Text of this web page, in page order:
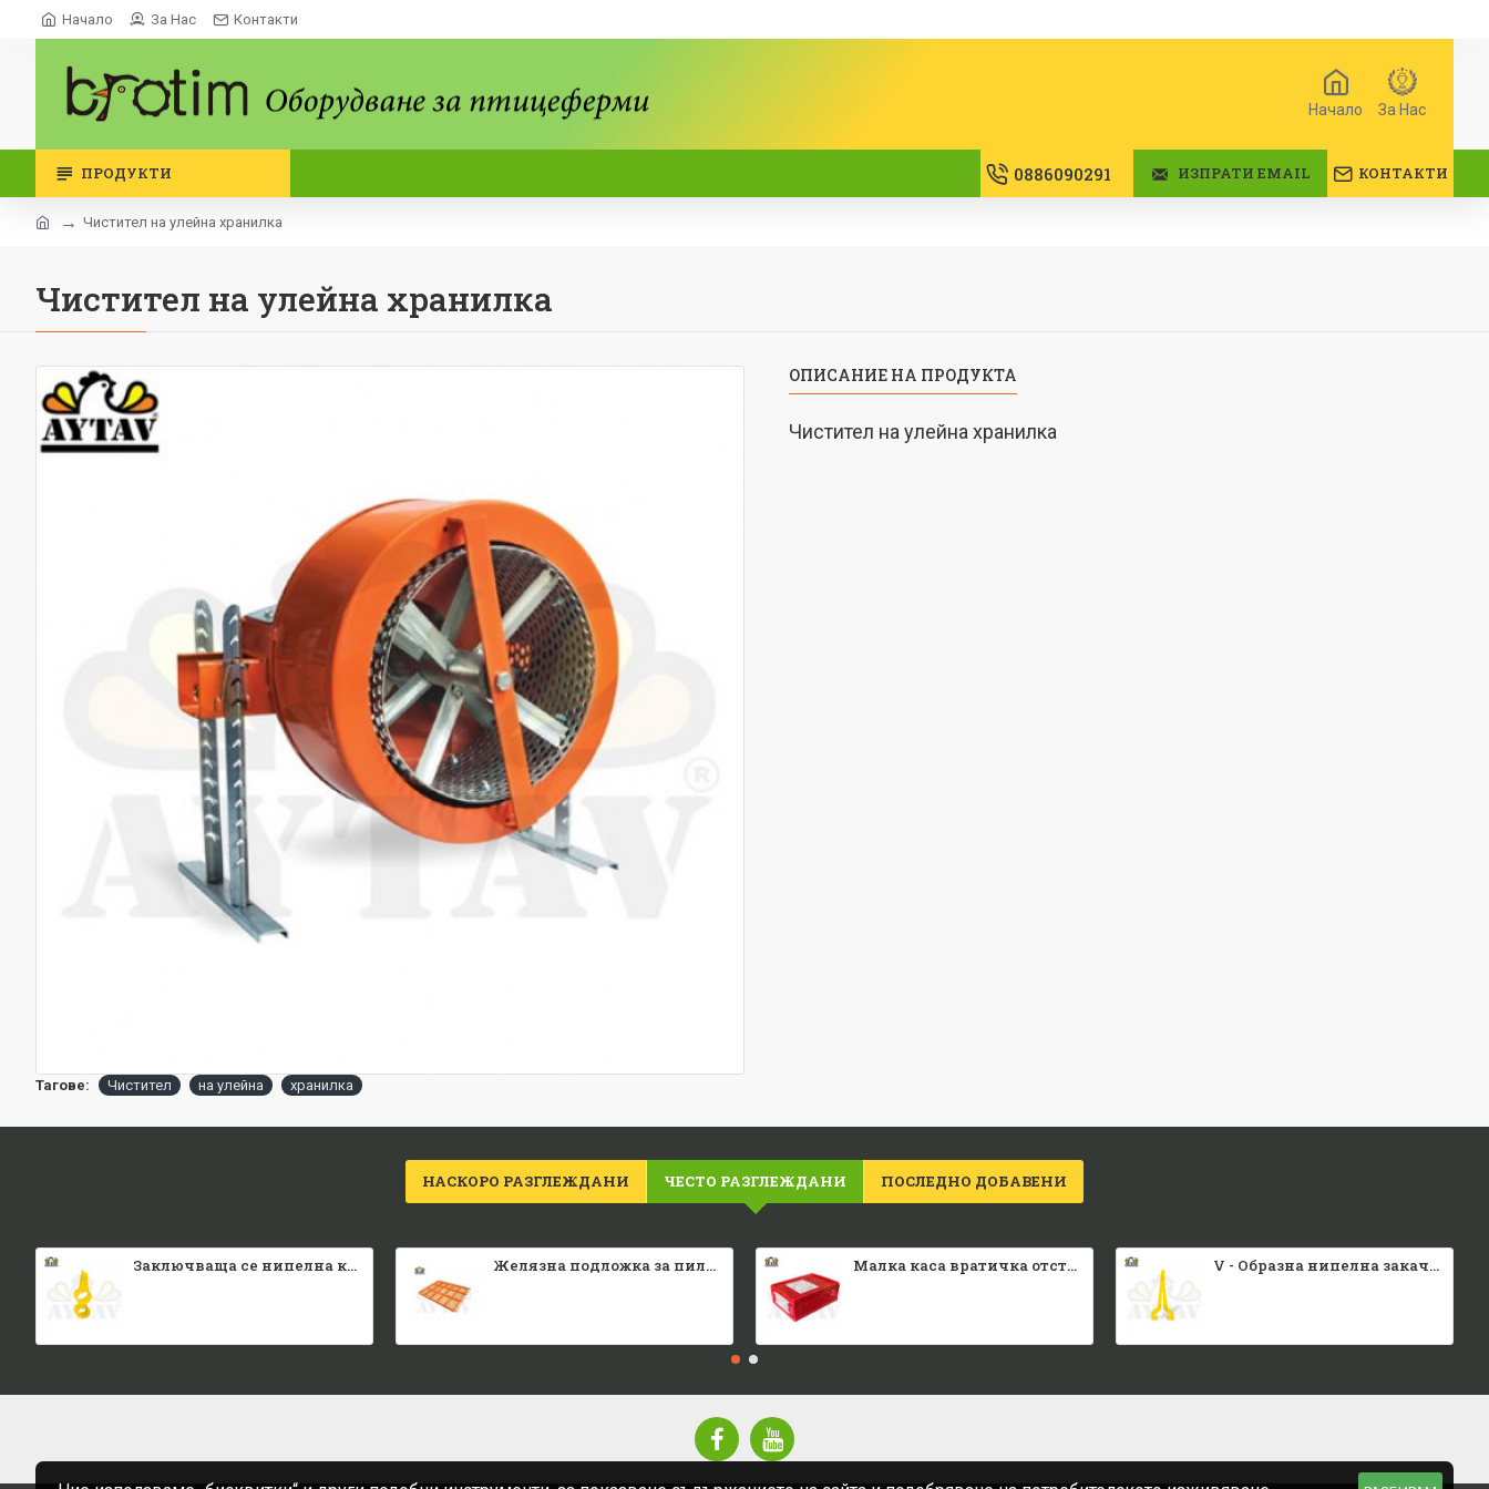
Начало За Нас Контакти
Начало За Нас
ПРОДУКТИ 0886090291 ИЗПРАТИ EMAIL КОНТАКТИ
Чистител на улейна хранилка
Чистител на улейна хранилка
ОПИСАНИЕ НА ПРОДУКТА
Чистител на улейна хранилка
Тагове: Чистител на улейна хранилка
НАСКОРО РАЗГЛЕЖДАНИ ЧЕСТО РАЗГЛЕЖДАНИ ПОСЛЕДНО ДОБАВЕНИ
Заключваща се нипелна квадратна тръба Желязна подложка за пилета Малка каса вратичка отстрани и отгоре V - Образна нипелна закачалка